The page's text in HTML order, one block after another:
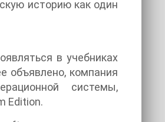
историю как один
в учебниках
объявлено, компания
системы,
Edition.